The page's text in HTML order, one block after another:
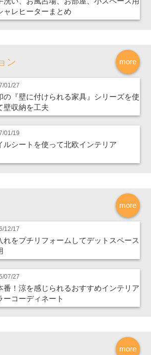
ャレヒーターまとめ
more
ン
01/27
の『壁に付けられる家具』シリーズを使
壁収納を工夫
01/19
ルシートを使って北欧インテリア
more
12/17
れをプチリフォームしてデットスペース
07/27
番！涼を感じられるおすすめインテリア
ーコーディネート
more